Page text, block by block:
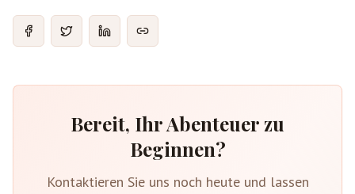
Bereit, Ihr Abenteuer zu
Beginnen?
Kontaktieren Sie uns noch heute und lassen